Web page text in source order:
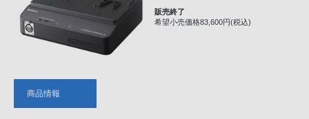
販売終了
希望小売価格83,600円(税込)
商品情報